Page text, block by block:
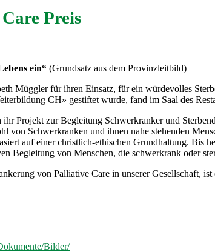
Preis
ein“ (Grundsatz aus dem Provinzleitbild)
Müggler für ihren Einsatz, für ein würdevolles
CH» gestiftet wurde, fand im Saal des
Projekt zur Begleitung Schwerkranker und
von Schwerkranken und ihnen nahe stehenden
auf einer christlich-ethischen Grundhaltung.
Begleitung von Menschen, die schwerkrank oder
von Palliative Care in unserer Gesellschaft,
Bilder/